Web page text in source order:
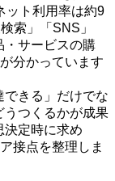
ット利用率は約9
索」「 SNS 」
・サービスの購
分かっています
きる」だけでな
うつくるかが成果
決定時に求め
接点を整理しま